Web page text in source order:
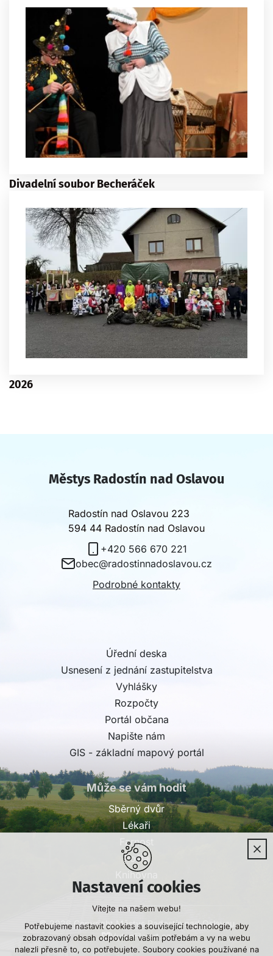
Divadelní soubor Becheráček
2026
Městys Radostín nad Oslavou
obec@radostinnadoslavou.cz
+420 566 670 221
Radostín nad Oslavou 223
594 44 Radostín nad Oslavou
Podrobné kontakty
Úřední deska
Usnesení z jednání zastupitelstva
Vyhlášky
Rozpočty
Portál občana
Napište nám
GIS - základní mapový portál
Může se vám hodit
Sběrný dvůr
Lékaři
Farnost
Pošta
Knihovna
© 2026 Copyright Městys Radostín nad Oslavou
Vytvořil xart.cz
Nastavení cookies
Vítejte na našem webu!
Potřebujeme nastavit cookies a související technologie, aby
zobrazovaný obsah odpovídal vašim potřebám a vy na webu
nalezli přesně to, co potřebujete. Soubory cookies používané na